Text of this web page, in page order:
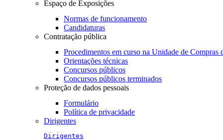
Espaço de Exposições
Normas de funcionamento
Candidaturas
Contratação pública
Procedimentos em curso na Unidade de Compras
Orientações técnicas
Concursos públicos
Concursos públicos terminados
Proteção de dados pessoais
Formulário
Política de privacidade
Dirigentes
Dirigentes